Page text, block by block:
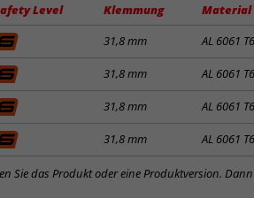
Level Klemmung Material
31,8 mm AL 6061 T6
31,8 mm AL 6061 T6
31,8 mm AL 6061 T6
31,8 mm AL 6061 T6
Sie das Produkt oder eine Produktversion.